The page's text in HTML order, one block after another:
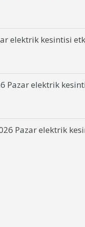
elektrik kesintisi
Pazar elektrik
Pazar elektrik